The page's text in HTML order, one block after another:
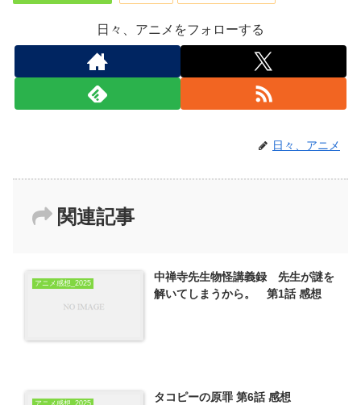
日々、アニメをフォローする
日々、アニメ
関連記事
アニメ感想_2025
中禅寺先生物怪講義録 先生が謎を
解いてしまうから。 第1話 感想
アニメ感想_2025 タコピーの原罪 第6話 感想